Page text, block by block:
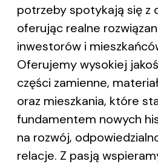
potrzeby spotykają się z
oferując realne
inwestorów i
Oferujemy wysokiej
części zamienne,
oraz mieszkania, które
fundamentem nowych
na rozwój,
relacje. Z pasją